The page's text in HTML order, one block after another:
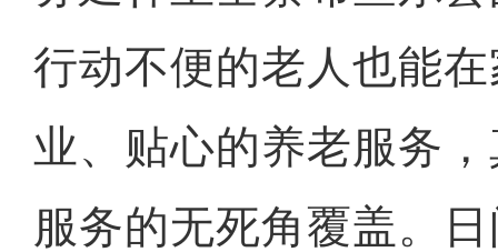
行动不便的老人也能
业、贴心的养老服务
服务的无死角覆盖。